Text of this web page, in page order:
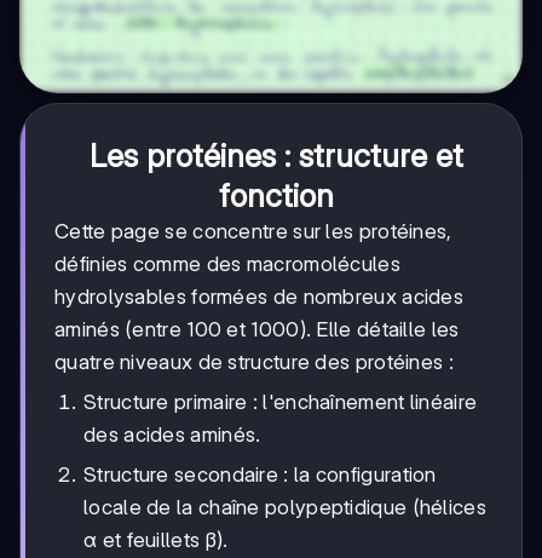
Les protéines : structure et
fonction
Cette page se concentre sur les protéines,
définies comme des macromolécules
hydrolysables formées de nombreux acides
aminés (entre 100 et 1000). Elle détaille les
quatre niveaux de structure des protéines :
Structure primaire : l'enchaînement linéaire
des acides aminés.
Structure secondaire : la configuration
locale de la chaîne polypeptidique (hélices
α et feuillets β).